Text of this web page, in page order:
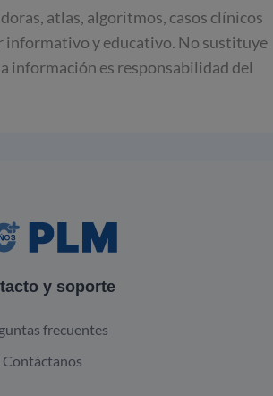
atlas, algoritmos, casos clínicos
informativo y educativo. No sustituye
información es responsabilidad del
y soporte
frecuentes
Contáctanos